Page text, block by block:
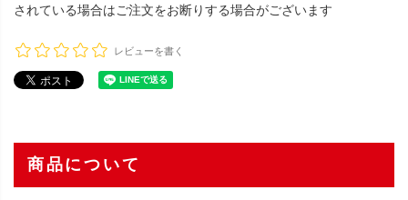
されている場合はご注文をお断りする場合がございます
レビューを書く
商品について